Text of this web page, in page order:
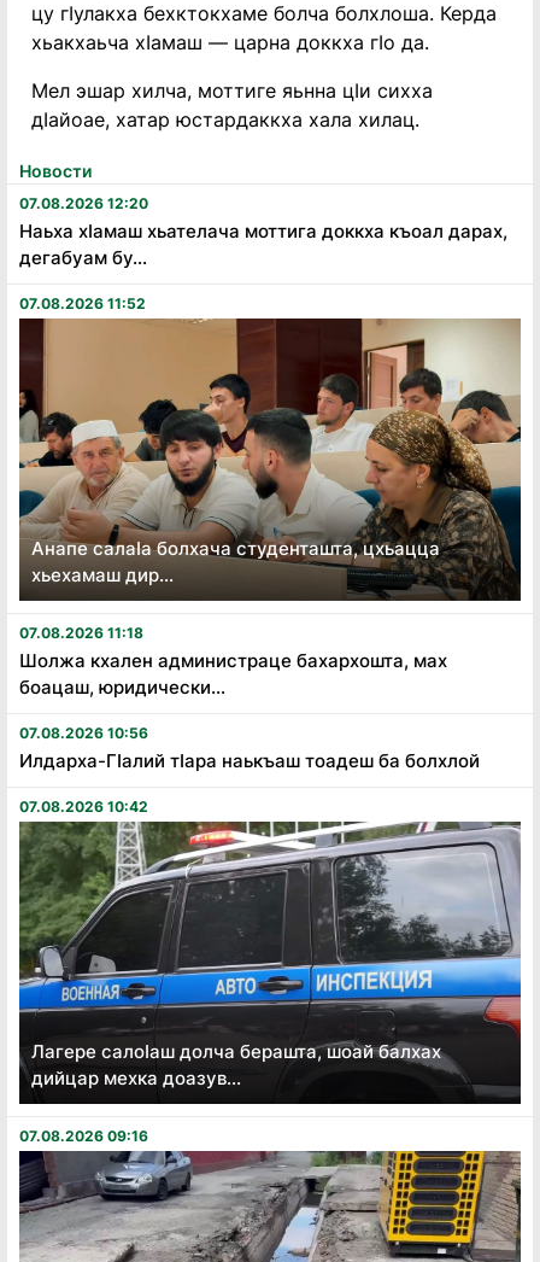
Новости
07.08.2026 12:20
Наьха хӏамаш хьателача моттига доккха къоал дарах,
дегабуам бу...
07.08.2026 11:52
Анапе салаӏа болхача студенташта, цхьацца
хьехамаш дир...
07.08.2026 11:18
Шолжа кхален администраце бахархошта, мах
боацаш, юридически...
07.08.2026 10:56
Илдарха-Гӏалий тӏара наькъаш тоадеш ба болхлой
07.08.2026 10:42
Лагере салоӏаш долча берашта, шоай балхах
дийцар мехка доазув...
07.08.2026 09:16
цу гIулакха бехктокхаме болча болхлоша. Керда
хьакхаьча хIамаш — царна доккха гIо да.
Мел эшар хилча, моттиге яьнна цIи сихха
дIайоае, хатар юстардаккха хала хилац.